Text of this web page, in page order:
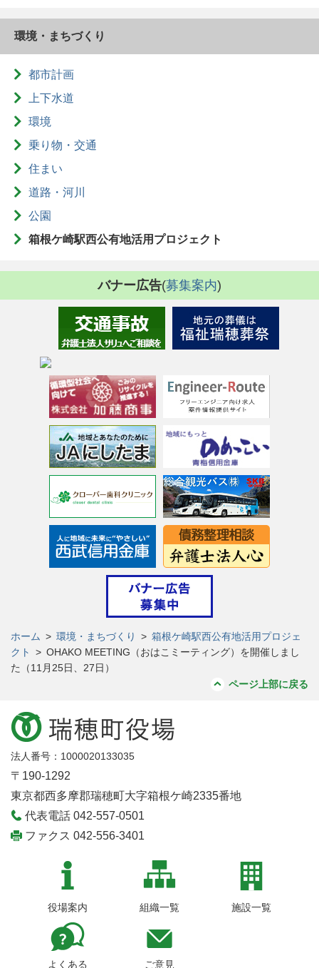
環境・まちづくり
都市計画
上下水道
環境
乗り物・交通
住まい
道路・河川
公園
箱根ケ崎駅西公有地活用プロジェクト
バナー広告(募集案内)
ホーム > 環境・まちづくり > 箱根ケ崎駅西公有地活用プロジェ
クト
> OHAKO MEETING（おはこミーティング）を開催しまし
た（11月25日、27日）
ページ上部に戻る
法人番号：1000020133035
〒190-1292
東京都西多摩郡瑞穂町大字箱根ケ崎2335番地
代表電話 042-557-0501
ファクス 042-556-3401
役場案内 組織一覧 施設一覧
よくある ご意見